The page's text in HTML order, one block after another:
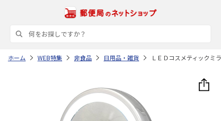
ホーム WEB特集 非食品 日用品・雑貨 ＬＥＤコスメティック